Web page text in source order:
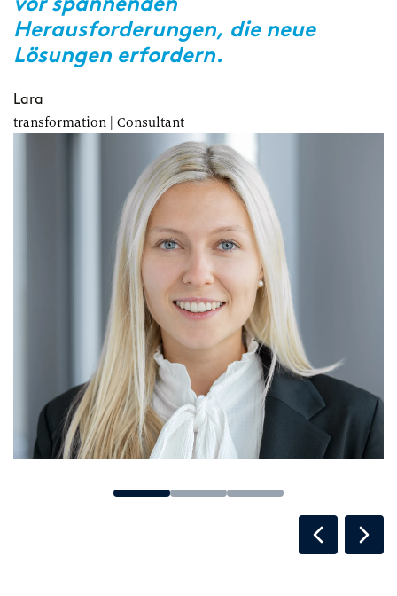
Herausforderungen, die neue
Lösungen erfordern.
Lara
transformation | Consultant